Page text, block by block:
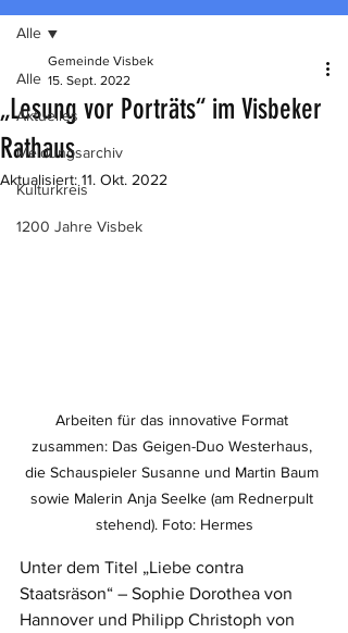
Alle
Aktuelles
Meldungsarchiv
Kulturkreis
1200 Jahre Visbek
Alle
„Lesung vor Porträts“ im Visbeker
Rathaus
Gemeinde Visbek
15. Sept. 2022
Aktualisiert: 11. Okt. 2022
Arbeiten für das innovative Format
zusammen: Das Geigen-Duo Westerhaus,
die Schauspieler Susanne und Martin Baum
sowie Malerin Anja Seelke (am Rednerpult
stehend). Foto: Hermes
Unter dem Titel „Liebe contra
Staatsräson“ – Sophie Dorothea von
Hannover und Philipp Christoph von